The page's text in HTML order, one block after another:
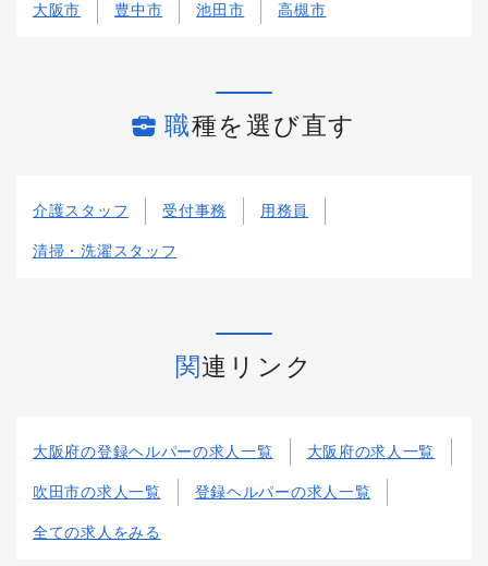
大阪市 豊中市 池田市 高槻市
職種を選び直す
介護スタッフ 受付事務 用務員
清掃・洗濯スタッフ
関連リンク
大阪府の登録ヘルパーの求人一覧 大阪府の求人一覧
吹田市の求人一覧 登録ヘルパーの求人一覧
全ての求人をみる